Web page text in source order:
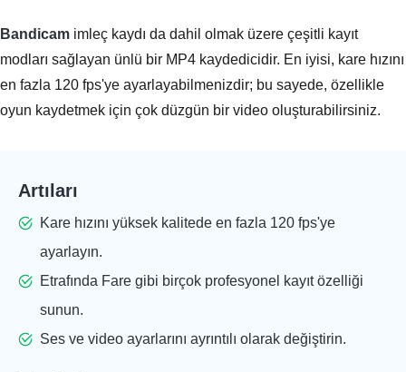
Bandicam imleç kaydı da dahil olmak üzere çeşitli kayıt
modları sağlayan ünlü bir MP4 kaydedicidir. En iyisi, kare hızını
en fazla 120 fps'ye ayarlayabilmenizdir; bu sayede, özellikle
oyun kaydetmek için çok düzgün bir video oluşturabilirsiniz.
Artıları
Kare hızını yüksek kalitede en fazla 120 fps'ye
ayarlayın.
Etrafında Fare gibi birçok profesyonel kayıt özelliği
sunun.
Ses ve video ayarlarını ayrıntılı olarak değiştirin.